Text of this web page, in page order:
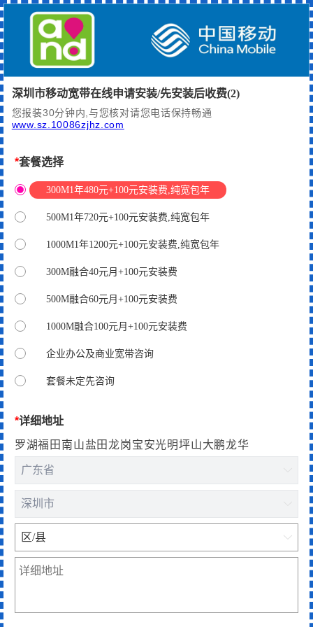
深圳市移动宽带在线申请安装/先安装后收费(2)
您报装30分钟内,与您核对请您电话保持畅通
www.sz.10086zjhz.com
*套餐选择
300M1年480元+100元安装费,纯宽包年
500M1年720元+100元安装费,纯宽包年
1000M1年1200元+100元安装费,纯宽包年
300M融合40元月+100元安装费
500M融合60元月+100元安装费
1000M融合100元月+100元安装费
企业办公及商业宽带咨询
套餐未定先咨询
*详细地址
罗湖福田南山盐田龙岗宝安光明坪山大鹏龙华
广东省
深圳市
区/县 